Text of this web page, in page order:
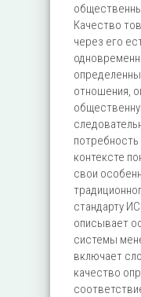
Качество
через его
отношения,
контексте
свои
стандарту
описывает
системы
включает
качество